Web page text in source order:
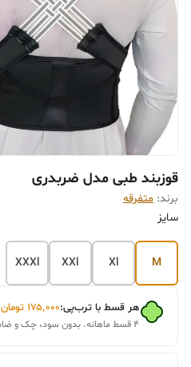
قوزبند طبی مدل ضربدری
برند: متفرقه
سایز
M
Xl
XXl
XXXl
هر قسط با ترب‌پی:۱۷۵٬۰۰۰ تومان
۴ قسط ماهانه. بدون سود، چک و ضامن.